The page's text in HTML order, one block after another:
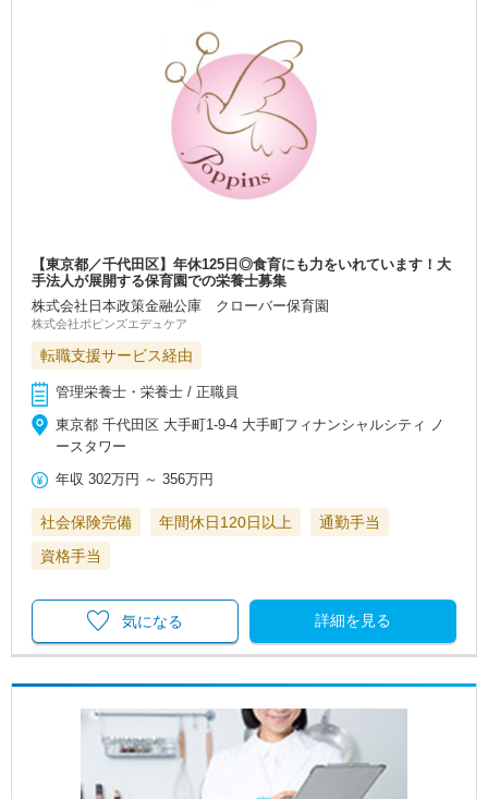
【東京都／千代田区】年休125日◎食育にも力をいれています！大
手法人が展開する保育園での栄養士募集
株式会社日本政策金融公庫 クローバー保育園
株式会社ポピンズエデュケア
転職支援サービス経由
管理栄養士・栄養士 / 正職員
東京都 千代田区 大手町1-9-4 大手町フィナンシャルシティ ノ
ースタワー
年収 302万円 ～356万円
社会保険完備 年間休日120日以上
通勤手当
資格手当
詳細を見る
気になる